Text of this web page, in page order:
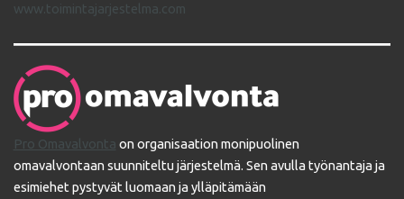
www.toimintajarjestelma.com
Pro Omavalvonta on organisaation monipuolinen
omavalvontaan suunniteltu järjestelmä. Sen avulla työnantaja ja
esimiehet pystyvät luomaan ja ylläpitämään